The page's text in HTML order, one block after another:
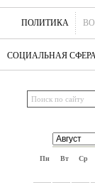
ПОЛИТИКА
СОЦИАЛЬНАЯ
Пн Вт Ср